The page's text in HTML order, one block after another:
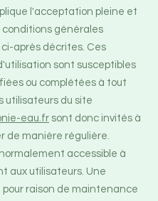
l'acceptation pleine et
générales
après décrites. Ces
sont susceptibles
ou complétées à tout
utilisateurs du site
eau.fr sont donc invités à
de manière régulière.
accessible à
aux utilisateurs. Une
raison de maintenance